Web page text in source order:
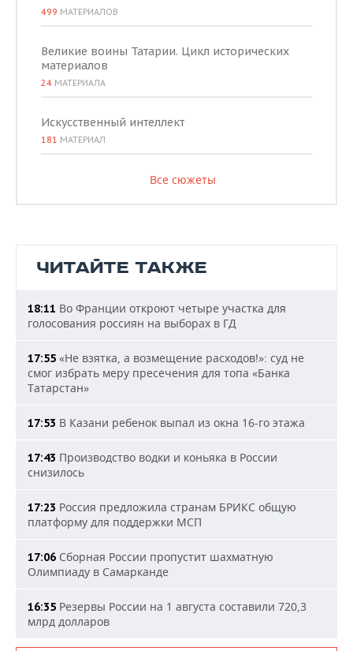
499 МАТЕРИАЛОВ
Великие воины Татарии. Цикл исторических
материалов
24 МАТЕРИАЛА
Искусственный интеллект
181 МАТЕРИАЛ
Все сюжеты
ЧИТАЙТЕ ТАКЖЕ
18:11 Во Франции откроют четыре участка для
голосования россиян на выборах в ГД
17:55 «Не взятка, а возмещение расходов!»: суд не
смог избрать меру пресечения для топа «Банка
Татарстан»
17:53 В Казани ребенок выпал из окна 16-го этажа
17:43 Производство водки и коньяка в России
снизилось
17:23 Россия предложила странам БРИКС общую
платформу для поддержки МСП
17:06 Сборная России пропустит шахматную
Олимпиаду в Самарканде
16:35 Резервы России на 1 августа составили 720,3
млрд долларов